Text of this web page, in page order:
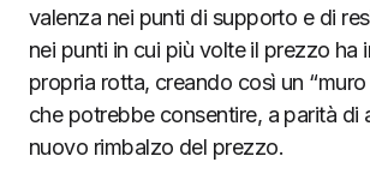
valenza nei punti di supporto e di
nei punti in cui più volte il prezzo ha
propria rotta, creando così un
che potrebbe consentire, a parità di
nuovo rimbalzo del prezzo.